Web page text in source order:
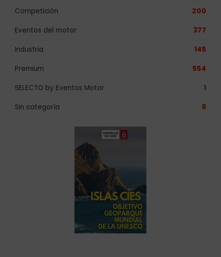
Competición 200
Eventos del motor 377
Industria 145
Premium 554
SELECTO by Eventos Motor 1
Sin categoría 6